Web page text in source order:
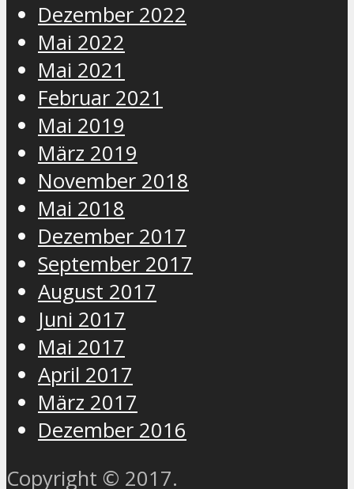
Dezember 2022
Mai 2022
Mai 2021
Februar 2021
Mai 2019
März 2019
November 2018
Mai 2018
Dezember 2017
September 2017
August 2017
Juni 2017
Mai 2017
April 2017
März 2017
Dezember 2016
Copyright © 2017.